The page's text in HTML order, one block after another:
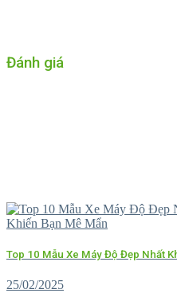
Đánh giá
Top 10 Mẫu Xe Máy Độ Đẹp Nhất
25/02/2025